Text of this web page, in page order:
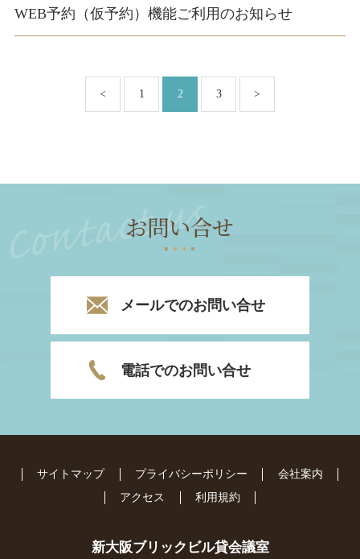
WEB予約（仮予約）機能ご利用のお知らせ
< 1 2 3 >
お問い合せ
メールでのお問い合せ
電話でのお問い合せ
サイトマップ プライバシーポリシー
会社案内
アクセス
利用規約
新大阪ブリックビル貸会議室